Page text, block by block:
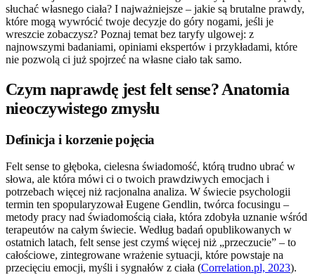
słuchać własnego ciała? I najważniejsze – jakie są brutalne prawdy,
które mogą wywrócić twoje decyzje do góry nogami, jeśli je
wreszcie zobaczysz? Poznaj temat bez taryfy ulgowej: z
najnowszymi badaniami, opiniami ekspertów i przykładami, które
nie pozwolą ci już spojrzeć na własne ciało tak samo.
Czym naprawdę jest felt sense? Anatomia
nieoczywistego zmysłu
Definicja i korzenie pojęcia
Felt sense to głęboka, cielesna świadomość, którą trudno ubrać w
słowa, ale która mówi ci o twoich prawdziwych emocjach i
potrzebach więcej niż racjonalna analiza. W świecie psychologii
termin ten spopularyzował Eugene Gendlin, twórca focusingu –
metody pracy nad świadomością ciała, która zdobyła uznanie wśród
terapeutów na całym świecie. Według badań opublikowanych w
ostatnich latach, felt sense jest czymś więcej niż „przeczucie” – to
całościowe, zintegrowane wrażenie sytuacji, które powstaje na
przecięciu emocji, myśli i sygnałów z ciała (Correlation.pl, 2023).